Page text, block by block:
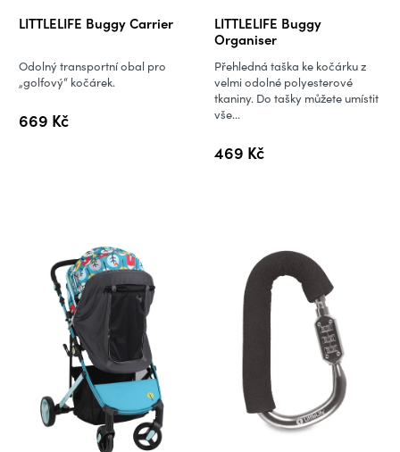
LITTLELIFE Buggy Carrier
669 Kč
Odolný transportní obal pro
„golfový“ kočárek.
LITTLELIFE Buggy
Organiser
469 Kč
Přehledná taška ke kočárku z
velmi odolné polyesterové
tkaniny. Do tašky můžete umístit
vše...